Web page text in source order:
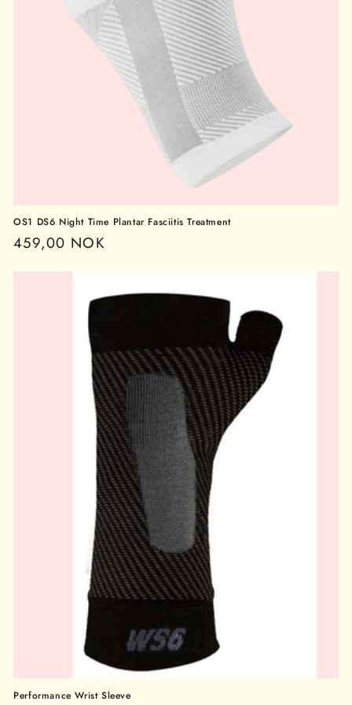
OS1 DS6 Night Time Plantar Fasciitis Treatment
Vanlig
459,00 NOK
Performance Wrist Sleeve